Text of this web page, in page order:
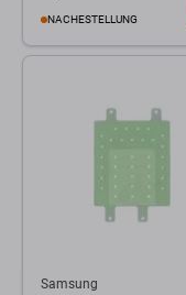
NACHESTELLUNG
Samsung